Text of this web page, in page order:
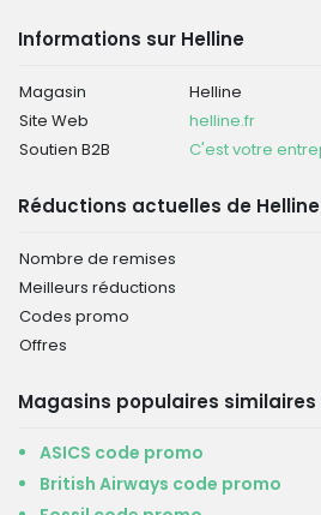
Informations sur Helline
Magasin
Helline
Site Web
helline.fr
Soutien B2B
C'est votre
Réductions actuelles de Helline
Nombre de remises
Meilleurs réductions
Codes promo
Offres
Magasins populaires similaires
ASICS code promo
British Airways code promo